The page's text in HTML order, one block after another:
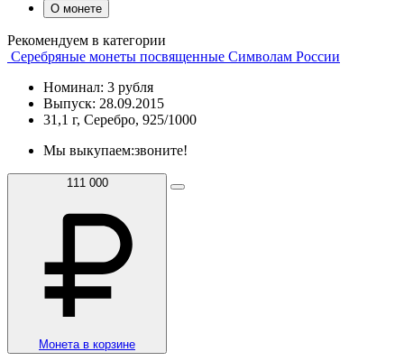
О монете
Рекомендуем в категории
Серебряные монеты посвященные Символам России
Номинал: 3 рубля
Выпуск: 28.09.2015
31,1 г, Серебро, 925/1000
Мы выкупаем:звоните!
111 000
Монета в корзине